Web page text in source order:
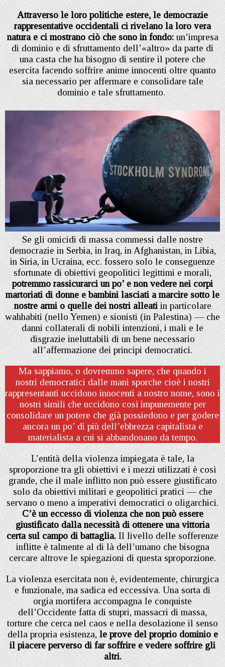
Attraverso le loro politiche estere, le democrazie
rappresentative occidentali ci rivelano la loro vera
natura e ci mostrano ciò che sono in fondo:un’impresa
di dominio e di sfruttamento dell’«altro» da parte di
una casta che ha bisogno di sentire il potere che
esercita facendo soffrire anime innocenti oltre quanto
sia necessario per affermare e consolidare tale
dominio e tale sfruttamento.
Se gli omicidi di massa commessi dalle nostre
democrazie in Serbia, in Iraq, in Afghanistan, in Libia,
in Siria, in Ucraina, ecc. fossero solo le conseguenze
sfortunate di obiettivi geopolitici legittimi e morali,
potremmo rassicurarci un po’ e non vedere nei corpi
martoriati di donne e bambini lasciati a marcire sotto le
nostre armi o quelle dei nostri alleatiin particolare
wahhabiti (nello Yemen) e sionisti (in Palestina) — che
danni collaterali di nobili intenzioni, i mali e le
disgrazie ineluttabili di un bene necessario
all’affermazione dei principi democratici.
Ma sappiamo, o dovremmo sapere, che quando i
nostri democratici dalle mani sporche cioè i nostri
rappresentanti uccidono innocenti a nostro nome, sono i
nostri simili che uccidono così impunemente per
consolidare un potere che già possiedono e per godere
ancora un po’ di più dell’ebbrezza capitalista e
materialista a cui si abbandonano da tempo.
L’entità della violenza impiegata è tale, la
sproporzione tra gli obiettivi e i mezzi utilizzati è così
grande, che il male inflitto non può essere giustificato
solo da obiettivi militari e geopolitici pratici — che
servano o meno a imperativi democratici o oligarchici.
C’è un eccesso di violenza che non può essere
giustificato dalla necessità di ottenere una vittoria
certa sul campo di battaglia.Il livello delle sofferenze
inflitte è talmente al di là dell’umano che bisogna
cercare altrove le spiegazioni di questa sproporzione.
La violenza esercitata non è, evidentemente, chirurgica
e funzionale, ma sadica ed eccessiva. Una sorta di
orgia mortifera accompagna le conquiste
dell’Occidente fatta di stupri, massacri di massa,
torture che cerca nel caos e nella desolazione il senso
della propria esistenza,le prove del proprio dominio e
il piacere perverso di far soffrire e vedere soffrire gli
altri.